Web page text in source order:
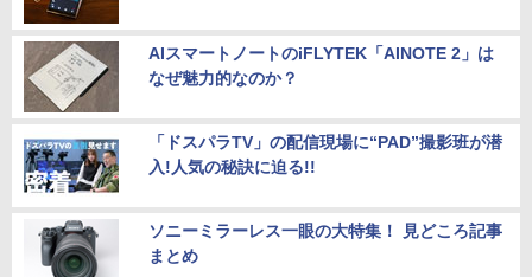
AIスマートノートのiFLYTEK「AINOTE 2」は
なぜ魅力的なのか？
「ドスパラTV」の配信現場に“PAD”撮影班が潜
入!人気の秘訣に迫る!!
ソニーミラーレス一眼の大特集！ 見どころ記事
まとめ